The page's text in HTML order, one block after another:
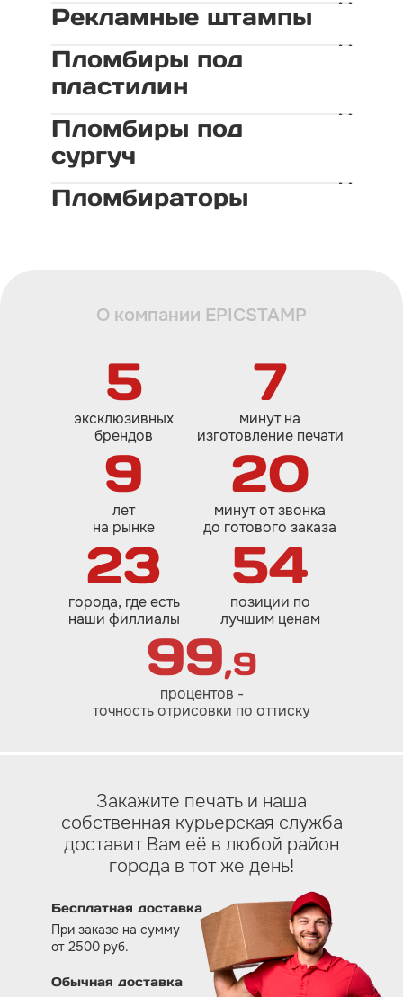
Рекламные штампы
Пломбиры под
пластилин
Пломбиры под
сургуч
Пломбираторы
О компании EPICSTAMP
5
эксклюзивных
брендов
7
минут на
изготовление печати
9
лет
на рынке
20
минут от звонка
до готового заказа
23
города, где есть
наши филлиалы
54
позиции по
лучшим ценам
99,9
процентов -
точность отрисовки по оттиску
Закажите печать и наша
собственная курьерская служба
доставит Вам eё в любой район
города в тот же день!
Бесплатная доставка
При заказе на сумму
от 2500 руб.
Обычная доставка